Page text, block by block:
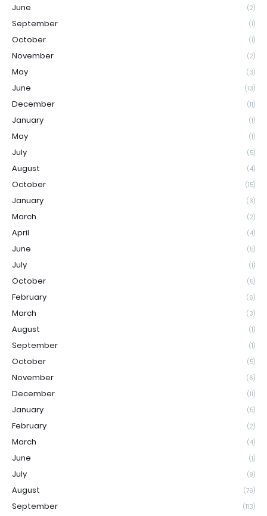
June (2)
September (1)
October (1)
November (2)
May (3)
June (13)
December (11)
January (1)
May (1)
July (5)
August (4)
October (15)
January (3)
March (2)
April (4)
June (5)
July (1)
October (5)
February (6)
March (3)
August (1)
September (1)
October (5)
November (6)
December (11)
January (5)
February (2)
March (4)
June (1)
July (9)
August (76)
September (113)